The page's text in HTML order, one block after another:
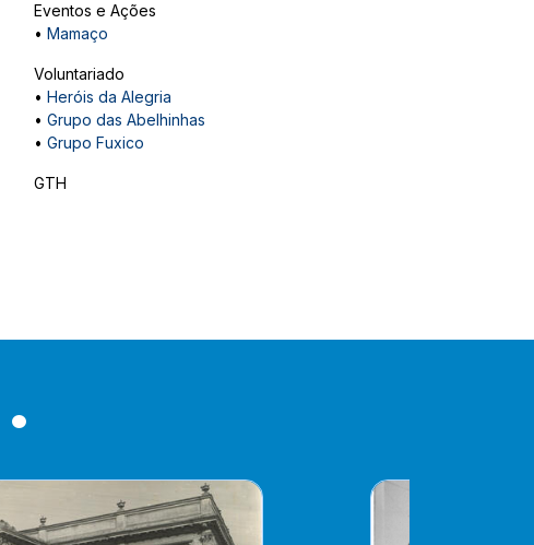
Eventos e Ações
• Mamaço
Voluntariado
• Heróis da Alegria
• Grupo das Abelhinhas
• Grupo Fuxico
GTH
•